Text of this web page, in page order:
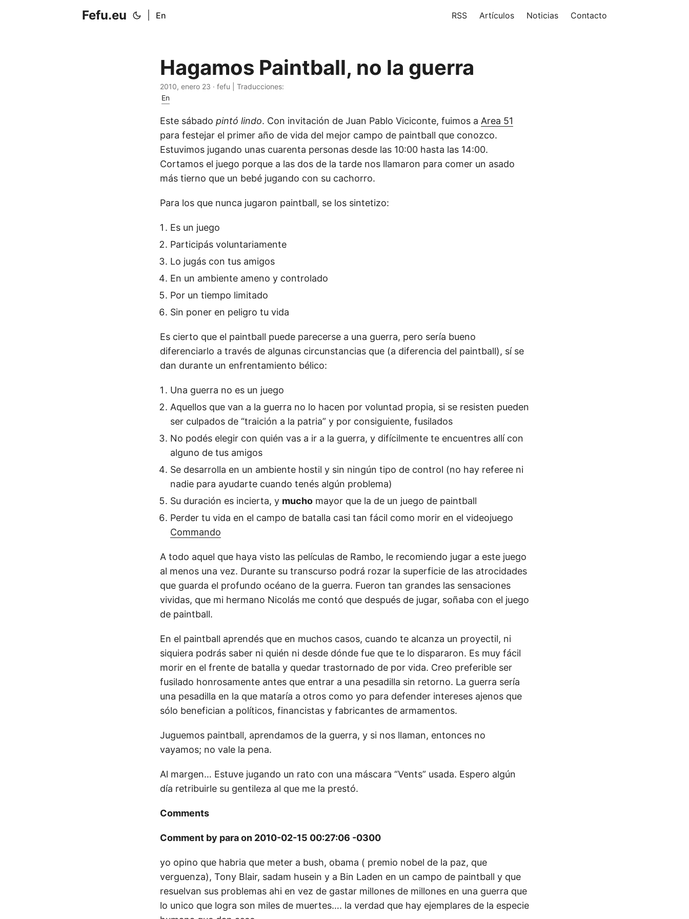
Fefu.eu En RSS Artículos Noticias Contacto
Hagamos Paintball, no la guerra
2010, enero 23 · fefu | Traducciones:
En
Este sábado pintó lindo. Con invitación de Juan Pablo Viciconte, fuimos a Area 51
para festejar el primer año de vida del mejor campo de paintball que conozco.
Estuvimos jugando unas cuarenta personas desde las 10:00 hasta las 14:00.
Cortamos el juego porque a las dos de la tarde nos llamaron para comer un asado
más tierno que un bebé jugando con su cachorro.
Para los que nunca jugaron paintball, se los sintetizo:
Es un juego
Participás voluntariamente
Lo jugás con tus amigos
En un ambiente ameno y controlado
Por un tiempo limitado
Sin poner en peligro tu vida
Es cierto que el paintball puede parecerse a una guerra, pero sería bueno
diferenciarlo a través de algunas circunstancias que (a diferencia del paintball), sí se
dan durante un enfrentamiento bélico:
Una guerra no es un juego
Aquellos que van a la guerra no lo hacen por voluntad propia, si se resisten pueden
ser culpados de “traición a la patria” y por consiguiente, fusilados
No podés elegir con quién vas a ir a la guerra, y difícilmente te encuentres allí con
alguno de tus amigos
Se desarrolla en un ambiente hostil y sin ningún tipo de control (no hay referee ni
nadie para ayudarte cuando tenés algún problema)
Su duración es incierta, y mucho mayor que la de un juego de paintball
Perder tu vida en el campo de batalla casi tan fácil como morir en el videojuego
Commando
A todo aquel que haya visto las películas de Rambo, le recomiendo jugar a este juego
al menos una vez. Durante su transcurso podrá rozar la superficie de las atrocidades
que guarda el profundo océano de la guerra. Fueron tan grandes las sensaciones
vividas, que mi hermano Nicolás me contó que después de jugar, soñaba con el juego
de paintball.
En el paintball aprendés que en muchos casos, cuando te alcanza un proyectil, ni
siquiera podrás saber ni quién ni desde dónde fue que te lo dispararon. Es muy fácil
morir en el frente de batalla y quedar trastornado de por vida. Creo preferible ser
fusilado honrosamente antes que entrar a una pesadilla sin retorno. La guerra sería
una pesadilla en la que mataría a otros como yo para defender intereses ajenos que
sólo benefician a políticos, financistas y fabricantes de armamentos.
Juguemos paintball, aprendamos de la guerra, y si nos llaman, entonces no
vayamos; no vale la pena.
Al margen… Estuve jugando un rato con una máscara “Vents” usada. Espero algún
día retribuirle su gentileza al que me la prestó.
Comments
Comment by para on 2010-02-15 00:27:06 -0300
yo opino que habria que meter a bush, obama ( premio nobel de la paz, que
verguenza), Tony Blair, sadam husein y a Bin Laden en un campo de paintball y que
resuelvan sus problemas ahi en vez de gastar millones de millones en una guerra que
lo unico que logra son miles de muertes…. la verdad que hay ejemplares de la especie